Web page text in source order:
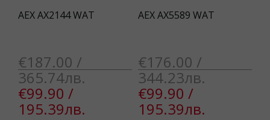
AEX AX2144 WAT
€187.00 /
365.74лв.
€99.90 /
195.39лв.
AEX AX5589 WAT
€176.00 /
344.23лв.
€99.90 /
195.39лв.